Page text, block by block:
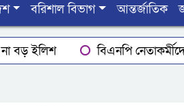
বরিশাল বিভাগ আন্তর্জাতিক
না বড় ইলিশ বিএনপি